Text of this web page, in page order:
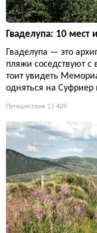
Гваделупа: 10 мест
Гваделупа — это
пляжи соседствуют
тоит увидеть
одняться на Суфриер
Путешествия 13 409